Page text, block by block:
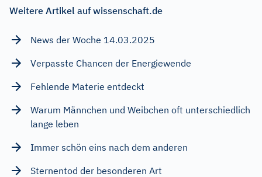
Weitere Artikel auf wissenschaft.de
News der Woche 14.03.2025
Verpasste Chancen der Energiewende
Fehlende Materie entdeckt
Warum Männchen und Weibchen oft unterschiedlich
lange leben
Immer schön eins nach dem anderen
Sternentod der besonderen Art